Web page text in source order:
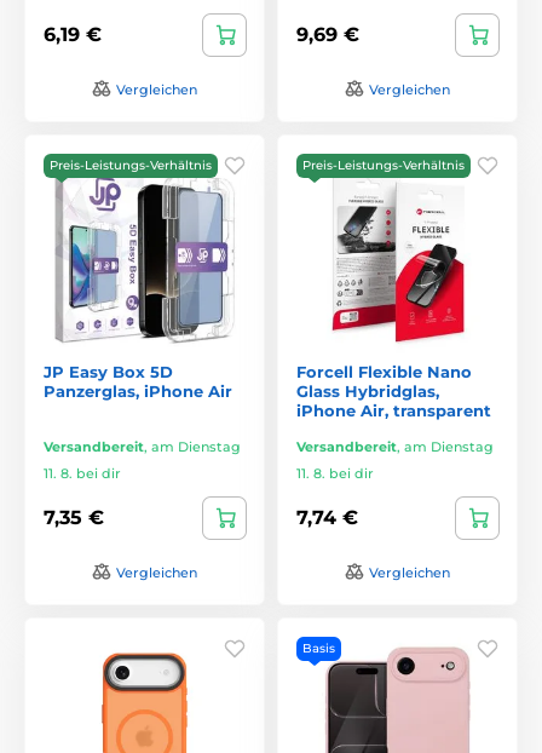
6,19 €
Vergleichen
9,69 €
Vergleichen
Preis-Leistungs-Verhältnis
JP Easy Box 5D
Panzerglas, iPhone Air
Versandbereit, am Dienstag
11. 8. bei dir
7,35 €
Vergleichen
Preis-Leistungs-Verhältnis
Forcell Flexible Nano
Glass Hybridglas,
iPhone Air, transparent
Versandbereit, am Dienstag
11. 8. bei dir
7,74 €
Vergleichen
Basis